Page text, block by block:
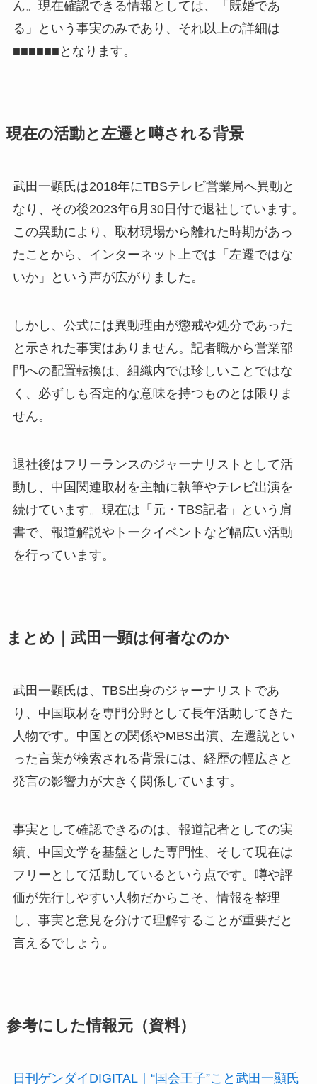
ん。現在確認できる情報としては、「既婚であ
る」という事実のみであり、それ以上の詳細は
■■■■■■となります。
現在の活動と左遷と噂される背景
武田一顕氏は2018年にTBSテレビ営業局へ異動と
なり、その後2023年6月30日付で退社しています。
この異動により、取材現場から離れた時期があっ
たことから、インターネット上では「左遷ではな
いか」という声が広がりました。
しかし、公式には異動理由が懲戒や処分であった
と示された事実はありません。記者職から営業部
門への配置転換は、組織内では珍しいことではな
く、必ずしも否定的な意味を持つものとは限りま
せん。
退社後はフリーランスのジャーナリストとして活
動し、中国関連取材を主軸に執筆やテレビ出演を
続けています。現在は「元・TBS記者」という肩
書で、報道解説やトークイベントなど幅広い活動
を行っています。
まとめ｜武田一顕は何者なのか
武田一顕氏は、TBS出身のジャーナリストであ
り、中国取材を専門分野として長年活動してきた
人物です。中国との関係やMBS出演、左遷説とい
った言葉が検索される背景には、経歴の幅広さと
発言の影響力が大きく関係しています。
事実として確認できるのは、報道記者としての実
績、中国文学を基盤とした専門性、そして現在は
フリーとして活動しているという点です。噂や評
価が先行しやすい人物だからこそ、情報を整理
し、事実と意見を分けて理解することが重要だと
言えるでしょう。
参考にした情報元（資料）
日刊ゲンダイDIGITAL｜“国会王子”こと武田一顯氏